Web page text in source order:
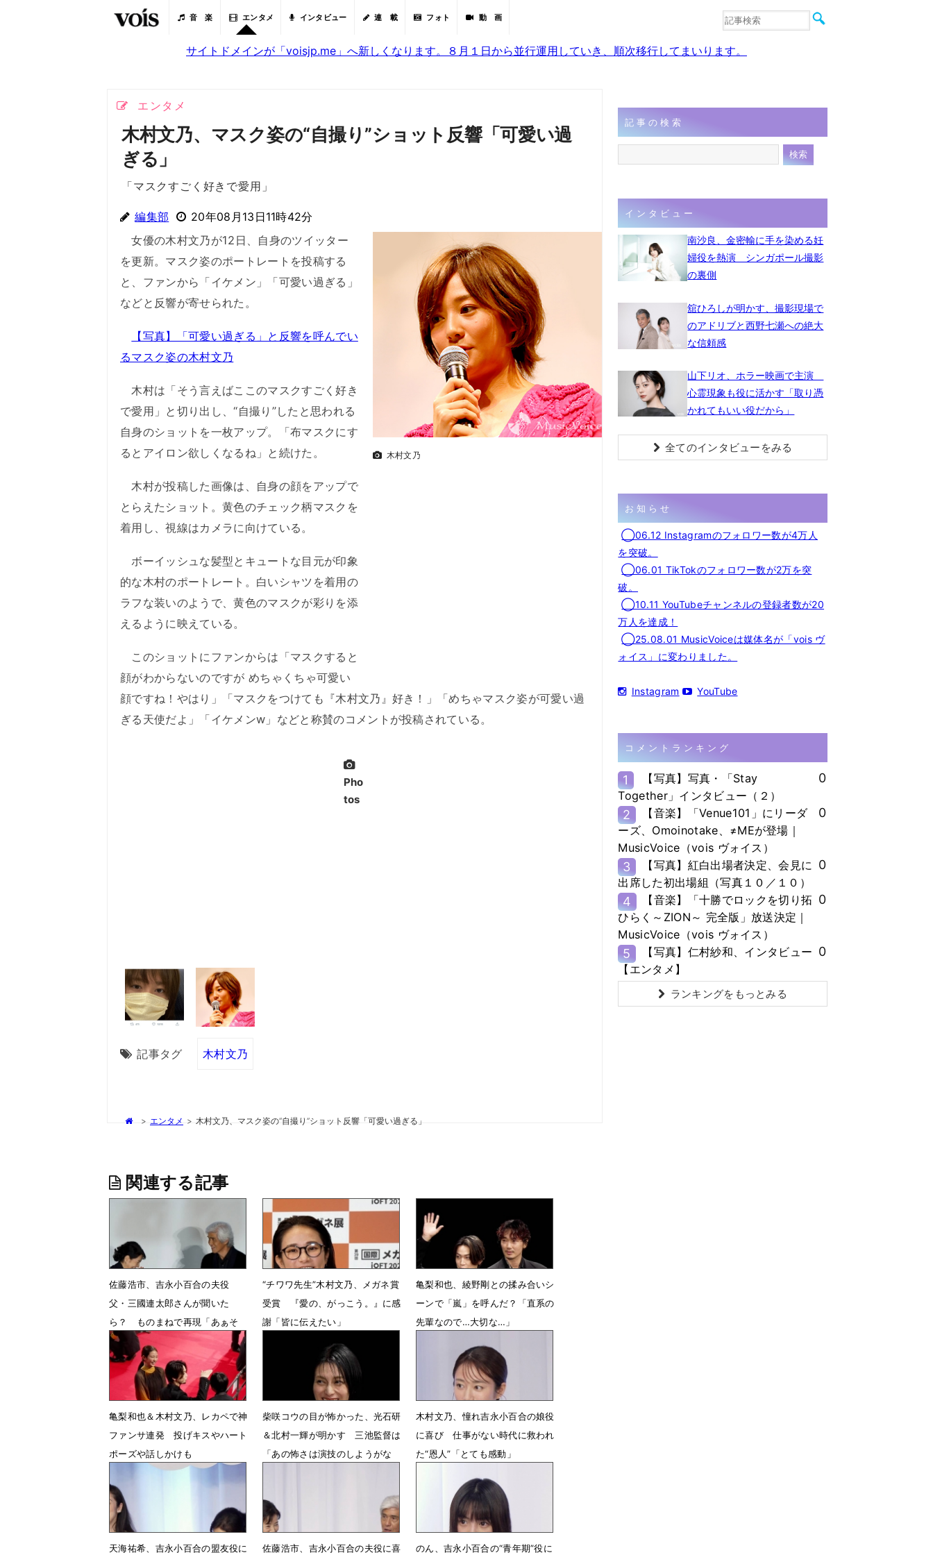
音 楽 エンタメ インタビュー 連 載 フォト 動 画
音楽
サイトドメインが「voisjp.me」へ新しくなります。８月１日から並行運用していき、順次移行してまいります。
エンタメ
木村文乃、マスク姿の“自撮り”ショット反響「可愛い過
ぎる」
「マスクすごく好きで愛用」
編集部 20年08月13日11時42分
木村文乃
女優の木村文乃が12日、自身のツイッター
を更新。マスク姿のポートレートを投稿する
と、ファンから「イケメン」「可愛い過ぎる」
などと反響が寄せられた。
【写真】「可愛い過ぎる」と反響を呼んでい
るマスク姿の木村文乃
木村は「そう言えばここのマスクすごく好き
で愛用」と切り出し、“自撮り”したと思われる
自身のショットを一枚アップ。「布マスクにす
るとアイロン欲しくなるね」と続けた。
木村が投稿した画像は、自身の顔をアップで
とらえたショット。黄色のチェック柄マスクを
着用し、視線はカメラに向けている。
ボーイッシュな髪型とキュートな目元が印象
的な木村のポートレート。白いシャツを着用の
ラフな装いのようで、黄色のマスクが彩りを添
えるように映えている。
このショットにファンからは「マスクすると
顔がわからないのですが めちゃくちゃ可愛い
顔ですね！やはり」「マスクをつけても『木村文乃』好き！」「めちゃマスク姿が可愛い過
ぎる天使だよ」「イケメンw」などと称賛のコメントが投稿されている。
Pho
tos
記事タグ 木村文乃
> エンタメ > 木村文乃、マスク姿の“自撮り”ショット反響「可愛い過ぎる」
関連する記事
佐藤浩市、吉永小百合の夫役
父・三國連太郎さんが聞いた
ら？ ものまねで再現「あぁそ
う」
10月31日 20時40分
“チワワ先生”木村文乃、メガネ賞
受賞 『愛の、がっこう。』に感
謝「皆に伝えたい」
亀梨和也、綾野剛との揉み合いシ
ーンで「嵐」を呼んだ？「直系の
先輩なので…大切な…」
亀梨和也＆木村文乃、レカペで神
ファンサ連発 投げキスやハート
ポーズや話しかけも
6月25日 08時03分
柴咲コウの目が怖かった、光石研
＆北村一輝が明かす 三池監督は
「あの怖さは演技のしようがな
木村文乃、憧れ吉永小百合の娘役
に喜び 仕事がない時代に救われ
た“恩人”「とても感動」
天海祐希、吉永小百合の盟友役に 佐藤浩市、吉永小百合の夫役に喜 のん、吉永小百合の“青年期”役に
記事の検索
インタビュー
南沙良、金密輸に手を染める妊
婦役を熱演 シンガポール撮影
の裏側
舘ひろしが明かす、撮影現場で
のアドリブと西野七瀬への絶大
な信頼感
山下リオ、ホラー映画で主演
心霊現象も役に活かす「取り憑
かれてもいい役だから」
全てのインタビューをみる
お知らせ
◯06.12 Instagramのフォロワー数が4万人
を突破。
◯06.01 TikTokのフォロワー数が2万を突
破。
◯10.11 YouTubeチャンネルの登録者数が20
万人を達成！
◯25.08.01 MusicVoiceは媒体名が「vois ヴ
ォイス」に変わりました。
Instagram YouTube
コメントランキング
1
【写真】写真・「Stay
Together」インタビュー（２）
0
2
【音楽】「Venue101」にリーダ
ーズ、Omoinotake、≠MEが登場｜
MusicVoice（vois ヴォイス）
0
3
【写真】紅白出場者決定、会見に
出席した初出場組（写真１０／１０）
0
4
【音楽】「十勝でロックを切り拓
ひらく～ZION～ 完全版」放送決定｜
MusicVoice（vois ヴォイス）
0
5
【写真】仁村紗和、インタビュー
【エンタメ】
0
ランキングをもっとみる